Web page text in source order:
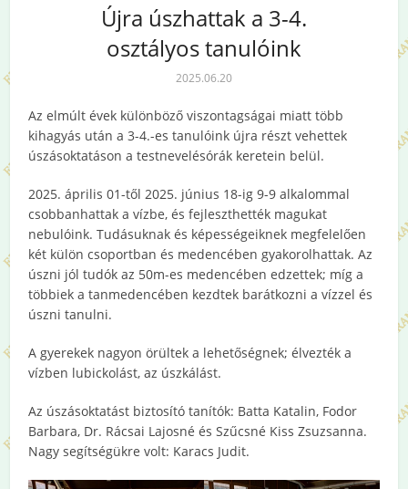
Újra úszhattak a 3-4.
osztályos tanulóink
2025.06.20
Az elmúlt évek különböző viszontagságai miatt több
kihagyás után a 3-4.-es tanulóink újra részt vehettek
úszásoktatáson a testnevelésórák keretein belül.
2025. április 01-től 2025. június 18-ig 9-9 alkalommal
csobbanhattak a vízbe, és fejleszthették magukat
nebulóink. Tudásuknak és képességeiknek megfelelően
két külön csoportban és medencében gyakorolhattak. Az
úszni jól tudók az 50m-es medencében edzettek; míg a
többiek a tanmedencében kezdtek barátkozni a vízzel és
úszni tanulni.
A gyerekek nagyon örültek a lehetőségnek; élvezték a
vízben lubickolást, az úszkálást.
Az úszásoktatást biztosító tanítók: Batta Katalin, Fodor
Barbara, Dr. Rácsai Lajosné és Szűcsné Kiss Zsuzsanna.
Nagy segítségükre volt: Karacs Judit.